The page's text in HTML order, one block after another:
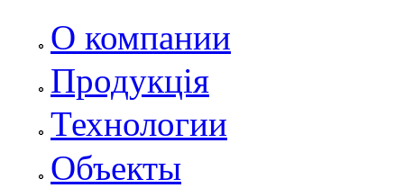
О компании
Продукція
Технологии
Объекты